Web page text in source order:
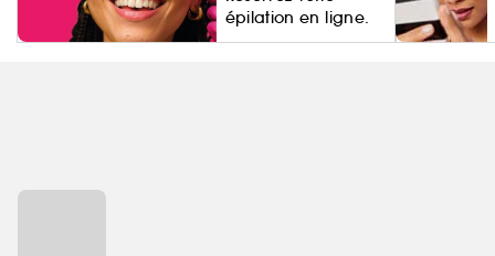
épilation en ligne.